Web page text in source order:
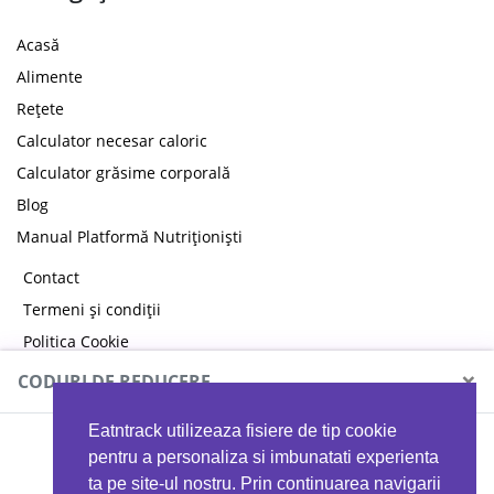
Eatntrack utilizeaza fisiere de tip cookie
pentru a personaliza si imbunatati experienta
ta pe site-ul nostru. Prin continuarea navigarii
Acasă
Alimente
Rețete
Calculator necesar caloric
Calculator grăsime corporală
Blog
Manual Platformă Nutriționiști
Contact
Termeni și condiții
Politica Cookie
Politica de confidențialitate
CODURI DE REDUCERE ×
MYPROTEIN